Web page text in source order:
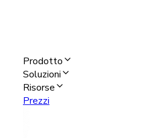
Prodotto
Soluzioni
Risorse
Prezzi